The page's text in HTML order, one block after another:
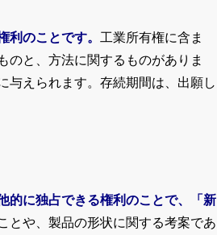
のことです。 工業所有権に含ま
のと、方法に関するものがありま
与えられます。存続期間は、出願し
的に独占できる権利のことで、「新
とや、製品の形状に関する考案であ